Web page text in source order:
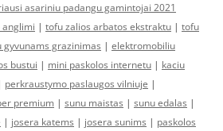
asariniu padangu gamintojai 2021
| tofu zalios arbatos ekstraktu | tofu
gyvunams grazinimas | elektromobiliu
bustui | mini paskolos internetu | kaciu
perkraustymo paslaugos vilniuje |
premium | sunu maistas | sunu edalas |
| josera katems | josera sunims | paskolos